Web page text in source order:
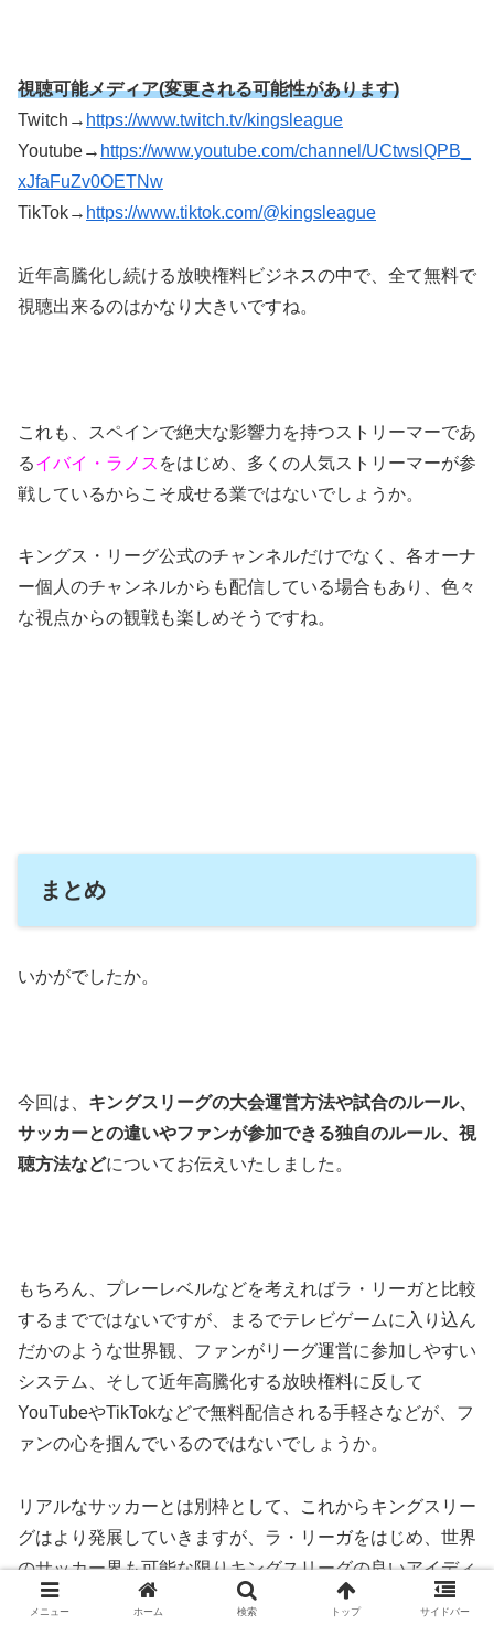
視聴可能メディア(変更される可能性があります)
Twitch→ https://www.twitch.tv/kingsleague
Youtube→ https://www.youtube.com/channel/UCtwslQPB_
xJfaFuZv0OETNw
TikTok→ https://www.tiktok.com/@kingsleague
近年高騰化し続ける放映権料ビジネスの中で、全て無料で
視聴出来るのはかなり大きいですね。
これも、スペインで絶大な影響力を持つストリーマーであ
るイバイ・ラノス をはじめ、多くの人気ストリーマーが参
戦しているからこそ成せる業ではないでしょうか。
キングス・リーグ公式のチャンネルだけでなく、各オーナ
ー個人のチャンネルからも配信している場合もあり、色々
な視点からの観戦も楽しめそうですね。
まとめ
いかがでしたか。
今回は、 キングスリーグの大会運営方法や試合のルール、
サッカーとの違いやファンが参加できる独自のルール、視
聴方法などについてお伝えいたしました。
もちろん、プレーレベルなどを考えればラ・リーガと比較
するまでではないですが、まるでテレビゲームに入り込ん
だかのような世界観、ファンがリーグ運営に参加しやすい
システム、そして近年高騰化する放映権料に反して
YouTubeやTikTokなどで無料配信される手軽さなどが、フ
ァンの心を掴んでいるのではないでしょうか。
リアルなサッカーとは別枠として、これからキングスリー
グはより発展していきますが、ラ・リーガをはじめ、世界
のサッカー界も可能な限りキングスリーグの良いアイディ
アを還元してほしいですね。
メニュー ホーム 検索 トップ サイドバー